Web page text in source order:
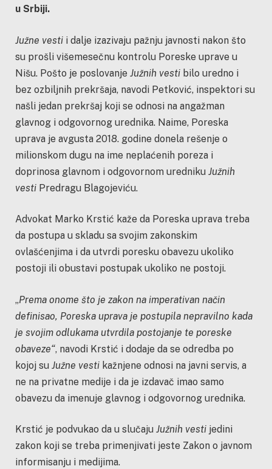
u Srbiji.
Južne vesti i dalje izazivaju pažnju javnosti nakon što
su prošli višemesečnu kontrolu Poreske uprave u
Nišu. Pošto je poslovanje Južnih vesti bilo uredno i
bez ozbiljnih prekršaja, navodi Petković, inspektori su
našli jedan prekršaj koji se odnosi na angažman
glavnog i odgovornog urednika. Naime, Poreska
uprava je avgusta 2018. godine donela rešenje o
milionskom dugu na ime neplaćenih poreza i
doprinosa glavnom i odgovornom uredniku Južnih
vesti Predragu Blagojeviću.
Advokat Marko Krstić kaže da Poreska uprava treba
da postupa u skladu sa svojim zakonskim
ovlašćenjima i da utvrdi poresku obavezu ukoliko
postoji ili obustavi postupak ukoliko ne postoji.
„Prema onome što je zakon na imperativan način
definisao, Poreska uprava je postupila nepravilno kada
je svojim odlukama utvrdila postojanje te poreske
obaveze“, navodi Krstić i dodaje da se odredba po
kojoj su Južne vesti kažnjene odnosi na javni servis, a
ne na privatne medije i da je izdavač imao samo
obavezu da imenuje glavnog i odgovornog urednika.
Krstić je podvukao da u slučaju Južnih vesti jedini
zakon koji se treba primenjivati jeste Zakon o javnom
informisanju i medijima.